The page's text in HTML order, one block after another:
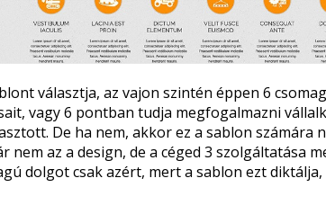
választja, az vajon szintén éppen 6
vagy 6 pontban tudja megfogalmazni
De ha nem, akkor ez a sablon számára
nem az a design, de a céged 3 szolgáltatása
dolgot csak azért, mert a sablon ezt